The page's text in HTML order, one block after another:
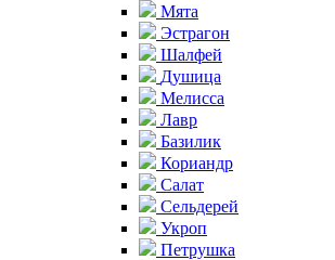
Мята
Эстрагон
Шалфей
Душица
Мелисса
Лавр
Базилик
Кориандр
Салат
Сельдерей
Укроп
Петрушка